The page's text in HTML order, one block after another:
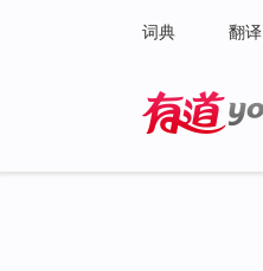
词典 翻译